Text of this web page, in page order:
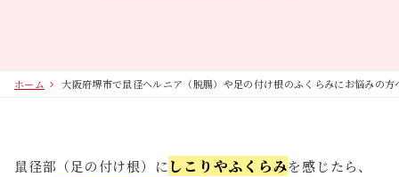
初めての方へ
ホーム 大阪府堺市で鼠径ヘルニア（脱腸）や足の付け根のふくらみにお悩みの方
鼠径部（足の付け根）にしこりやふくらみを感じたら、